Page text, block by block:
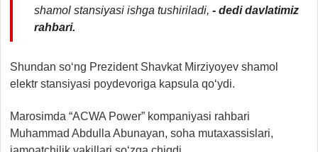
shamol stansiyasi ishga tushiriladi, - dedi davlatimiz
rahbari.
Shundan so‘ng Prezident Shavkat Mirziyoyev shamol
elektr stansiyasi poydevoriga kapsula qo‘ydi.
Marosimda “ACWA Power” kompaniyasi rahbari
Muhammad Abdulla Abunayan, soha mutaxassislari,